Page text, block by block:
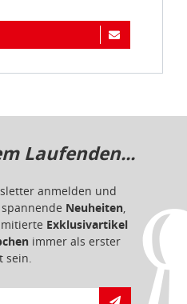
Laufenden...
anmelden und
Neuheiten,
Exklusivartikel
immer als erster
sein.